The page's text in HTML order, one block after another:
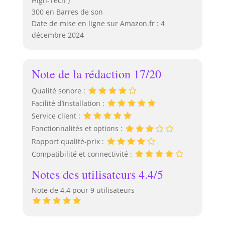
300 en Barres de son
Date de mise en ligne sur Amazon.fr : 4
décembre 2024
Note de la rédaction 17/20
Qualité sonore :
Facilité d’installation :
Service client :
Fonctionnalités et options :
Rapport qualité-prix :
Compatibilité et connectivité :
Notes des utilisateurs 4.4/5
Note de 4.4 pour 9 utilisateurs